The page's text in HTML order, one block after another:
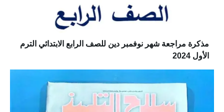
مذكرة مراجعة شهر نوفمبر دين للصف الرابع الابتدائي الترم
الأول 2024